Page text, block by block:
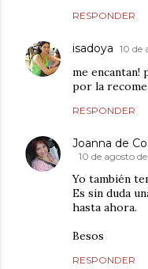
RESPONDER
isadoya 10 de
me encantan!
por la
RESPONDER
Joanna de
10 de agosto
Yo también
Es sin duda
hasta ahora.
Besos
RESPONDER